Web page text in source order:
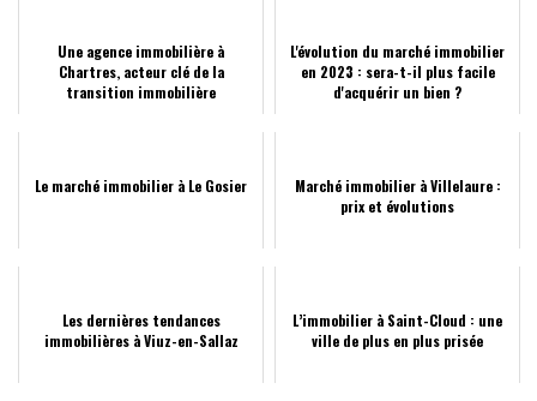
Une agence immobilière à
Chartres, acteur clé de la
transition immobilière
L'évolution du marché immobilier
en 2023 : sera-t-il plus facile
d'acquérir un bien ?
Le marché immobilier à Le Gosier
Marché immobilier à Villelaure :
prix et évolutions
Les dernières tendances
immobilières à Viuz-en-Sallaz
L’immobilier à Saint-Cloud : une
ville de plus en plus prisée